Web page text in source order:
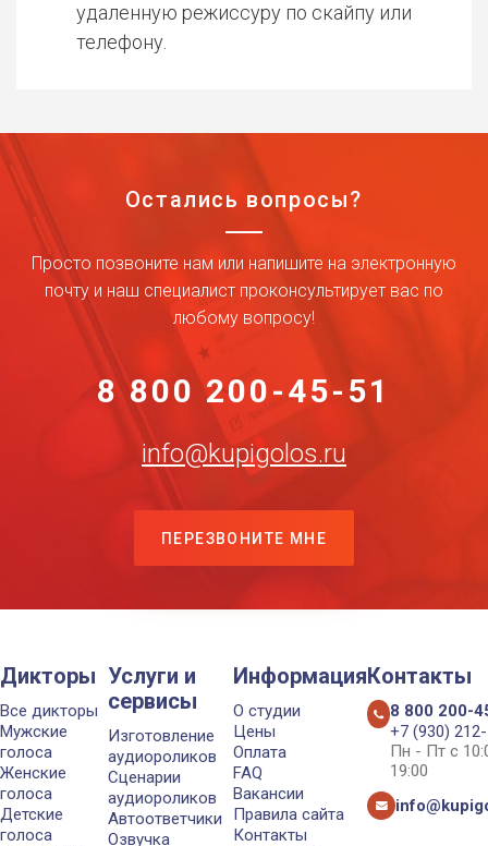
удаленную режиссуру по скайпу или
телефону.
Остались вопросы?
Просто позвоните нам или напишите на электронную
почту и наш специалист проконсультирует вас по
любому вопросу!
8 800 200-45-51
info@kupigolos.ru
ПЕРЕЗВОНИТЕ МНЕ
Дикторы
Все дикторы
Мужские
голоса
Женские
голоса
Детские
голоса
Услуги и
сервисы
Изготовление
аудиороликов
Сценарии
аудиороликов
Автоответчики
Озвучка
Информация
О студии
Цены
Оплата
FAQ
Вакансии
Правила сайта
Контакты
Контакты
8 800 200-
+7 (930)
Пн - Пт с
19:00